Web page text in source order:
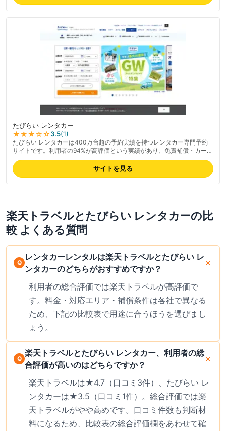
た」という指摘も寄せられているため、ポイント加算条件は予約前に詳細
をご確認ください。対応エリアは全国47都道府県をカバーし、観光地・
空港・駅周辺の幅広い店舗から選べます。
たびらい レンタカー
★★★☆☆3.5(1)
たびらい レンタカーは400万台超の予約実績を持つレンタカー専門予約
サイトです。利用者の94%が高評価という実績があり、免責補償・カーナ
ビ・ETCがすべて税込で含まれる「コミコミ料金」が表示されるため、追
加費用なしで総額を比較しやすい料金プランが特徴です。最新の取り扱い
業者・料金は公式サイトでご確認ください。対応エリアは全国47都道府
県をカバーし、特に沖縄・北海道など観光地のレンタカー予約に強みがあ
サイトを見る
楽天トラベルとたびらい レンタカーの比
較 よくある質問
レンタカーレンタルは楽天トラベルとたびらい レ
ンタカーのどちらがおすすめですか？
利用者の総合評価では楽天トラベルが高評価で
す。料金・対応エリア・補償条件は各社で異なる
ため、下記の比較表で用途に合うほうを選びまし
ょう。
楽天トラベルとたびらい レンタカー、利用者の総
合評価が高いのはどちらですか？
楽天トラベルは★4.7（口コミ3件）、たびらい レ
ンタカーは★3.5（口コミ1件）。総合評価では楽
天トラベルがやや高めです。口コミ件数も判断材
料になるため、比較表の総合評価欄をあわせて確